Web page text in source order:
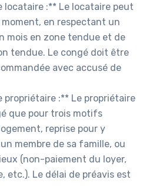
locataire :** Le locataire peut
en respectant un
mois en zone tendue et de
tendue. Le congé doit être
avec accusé de
propriétaire :** Le propriétaire
que pour trois motifs
reprise pour y
membre de sa famille, ou
(non-paiement du loyer,
etc.). Le délai de préavis est